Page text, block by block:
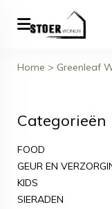
Home > Greenleaf
Categorieën
FOOD
GEUR EN
KIDS
SIERADEN